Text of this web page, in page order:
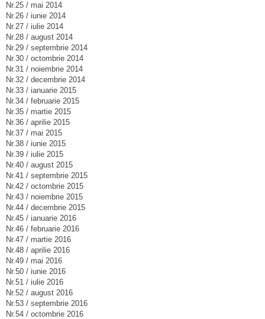
Nr.25 / mai 2014
Nr.26 / iunie 2014
Nr.27 / iulie 2014
Nr.28 / august 2014
Nr.29 / septembrie 2014
Nr.30 / octombrie 2014
Nr.31 / noiembrie 2014
Nr.32 / decembrie 2014
Nr.33 / ianuarie 2015
Nr.34 / februarie 2015
Nr.35 / martie 2015
Nr.36 / aprilie 2015
Nr.37 / mai 2015
Nr.38 / iunie 2015
Nr.39 / iulie 2015
Nr.40 / august 2015
Nr.41 / septembrie 2015
Nr.42 / octombrie 2015
Nr.43 / noiembrie 2015
Nr.44 / decembrie 2015
Nr.45 / ianuarie 2016
Nr.46 / februarie 2016
Nr.47 / martie 2016
Nr.48 / aprilie 2016
Nr.49 / mai 2016
Nr.50 / iunie 2016
Nr.51 / iulie 2016
Nr.52 / august 2016
Nr.53 / septembrie 2016
Nr.54 / octombrie 2016